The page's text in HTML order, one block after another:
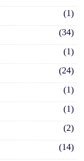
(1)
(34)
(1)
(24)
(1)
(1)
(2)
(14)